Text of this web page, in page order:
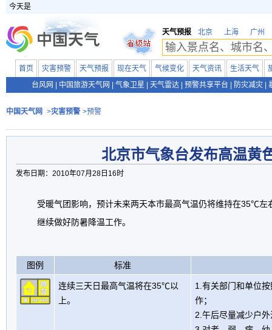
今天是
天气预报 北京 上海 广州
首页 灾害预警 天气预报 现在天气 气候变化 天气资讯 生活天气
台风网
中国旅游天气网 气象卫星 天气雷达 预警共享平台 防灾减灾
中国天气网 >灾害预警 >预警
北京市气象台发布高温黄
发布日期：2010年07月28日16时
受暖气团影响，预计未来两天本市最高气温仍将维持在35℃左
继续做好防暑降温工作。
图例 标准
连续三天日最高气温将在35℃以
上。
1.有关部门和单位
作；
2.午后尽量减少户